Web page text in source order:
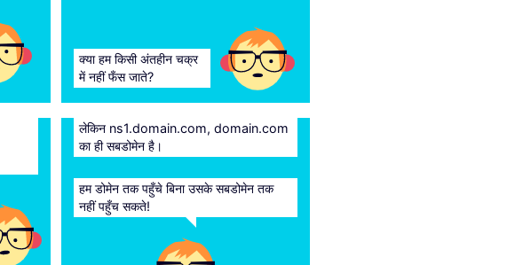
क्या हम किसी अंतहीन चक्र
में नहीं फँस जाते?
लेकिन ns1.domain.com, domain.com
का ही सबडोमेन है।
हम डोमेन तक पहुँचे बिना उसके सबडोमेन तक
नहीं पहुँच सकते!